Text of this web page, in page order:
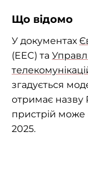
Що відомо
У документах
(EEC) та
згадується
отримає назву
пристрій може
2025.